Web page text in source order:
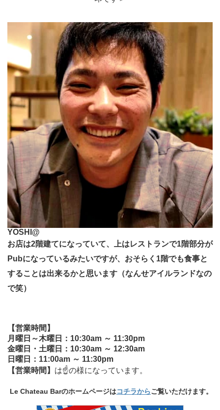
YOSHI@
お店は2階建てになっていて、上はレストランで1階部分が
Pubになっているみたいですが、おそらく1階でも食事と
することは出来るかと思います（なんせアイルランドなの
で笑）
【営業時間】
月曜日～木曜日：10:30am ～ 11:30pm
金曜日・土曜日：10:30am ～ 12:30am
日曜日：11:00am ～ 11:30pm
【営業時間】 は☝の様になっています。
Le Chateau Barのホームページはコチラからご覧いただけます。